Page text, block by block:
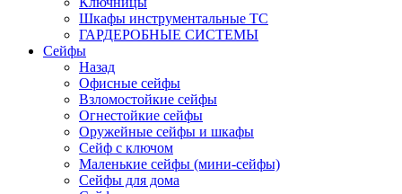
Шкафы инструментальные ТС
ГАРДЕРОБНЫЕ СИСТЕМЫ
Сейфы
Назад
Офисные сейфы
Взломостойкие сейфы
Огнестойкие сейфы
Оружейные сейфы и шкафы
Сейф с ключом
Маленькие сейфы (мини-сейфы)
Сейфы для дома